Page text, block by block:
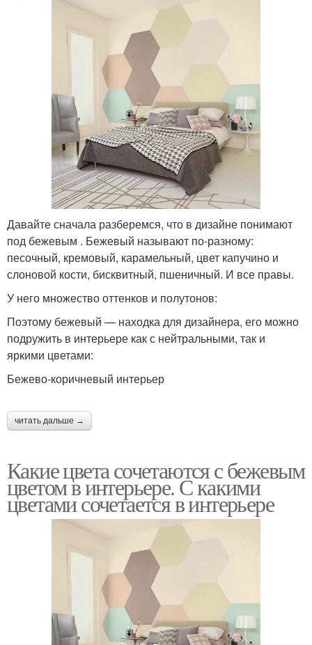
Давайте сначала разберемся, что в дизайне понимают
под бежевым . Бежевый называют по-разному:
песочный, кремовый, карамельный, цвет капучино и
слоновой кости, бисквитный, пшеничный. И все правы.
У него множество оттенков и полутонов:
Поэтому бежевый — находка для дизайнера, его можно
подружить в интерьере как с нейтральными, так и
яркими цветами:
Бежево-коричневый интерьер
читать дальше →
Какие цвета сочетаются с бежевым
цветом в интерьере. С какими
цветами сочетается в интерьере